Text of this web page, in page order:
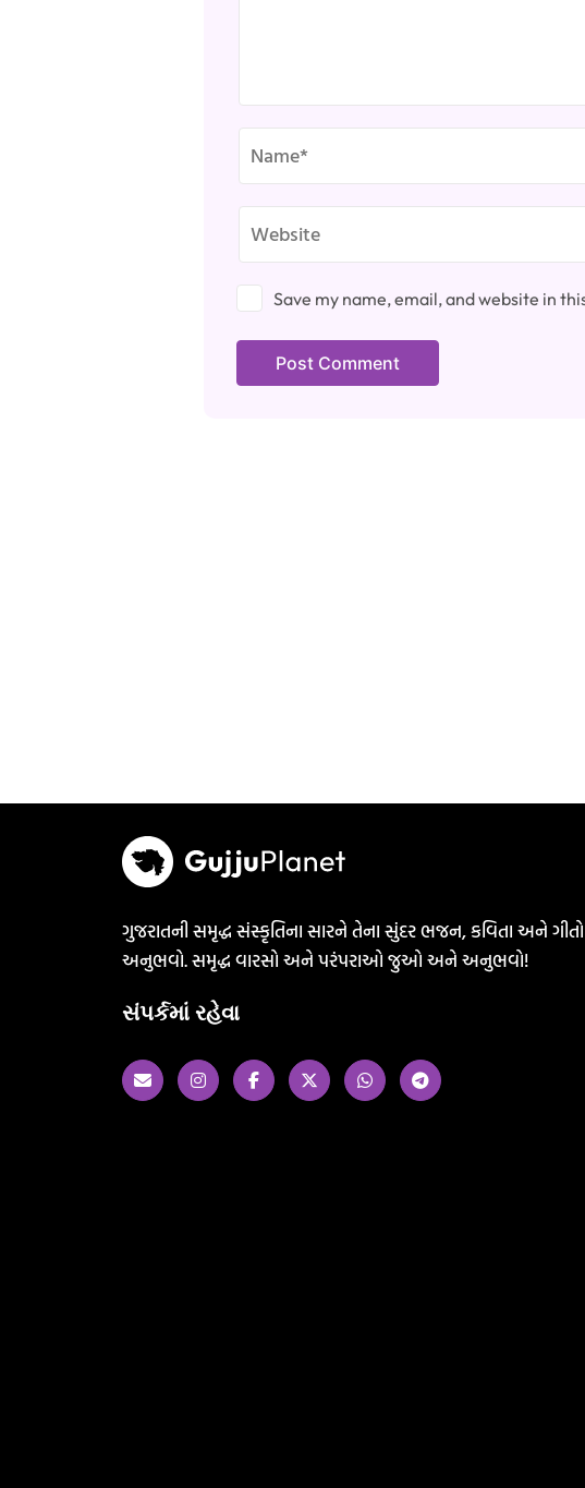
Save my name, email, and website in
ગુજરાતની સમૃદ્ધ સંસ્કૃતિના સારને તેના સુંદર ભજન, કવિતા અને ગીતો
અનુભવો. સમૃદ્ધ વારસો અને પરંપરાઓ જુઓ અને અનુભવો!
સંપર્કમાં રહેવા